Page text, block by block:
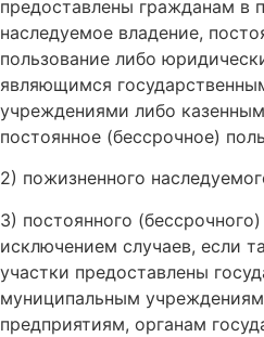
предоставлены гражданам в
наследуемое владение,
пользование либо
являющимся
учреждениями либо
постоянное (бессрочное)
2) пожизненного
3) постоянного
исключением случаев, если
участки предоставлены
муниципальным
предприятиям, органам